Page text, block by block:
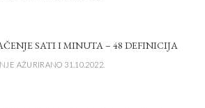
SATI I MINUTA – 48 DEFINICIJA
AŽURIRANO 31.10.2022.